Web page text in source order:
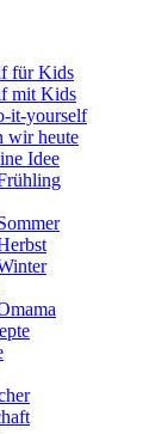
für Kids
mit Kids
it-yourself
wir heute
Idee